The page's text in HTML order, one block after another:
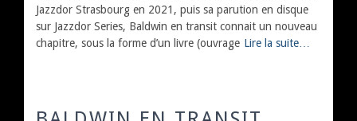
Jazzdor Strasbourg en 2021, puis sa parution en disque
sur Jazzdor Series, Baldwin en transit connait un nouveau
chapitre, sous la forme d’un livre (ouvrage Lire la suite…